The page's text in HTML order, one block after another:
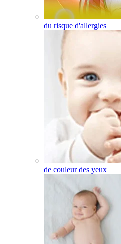
du risque d'allergies
de couleur des yeux